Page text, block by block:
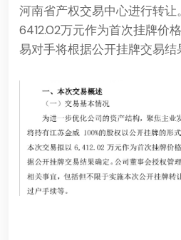
河南省产权交易中心进行转让
6412.02万元作为首次挂牌价
易对手将根据公开挂牌交易结